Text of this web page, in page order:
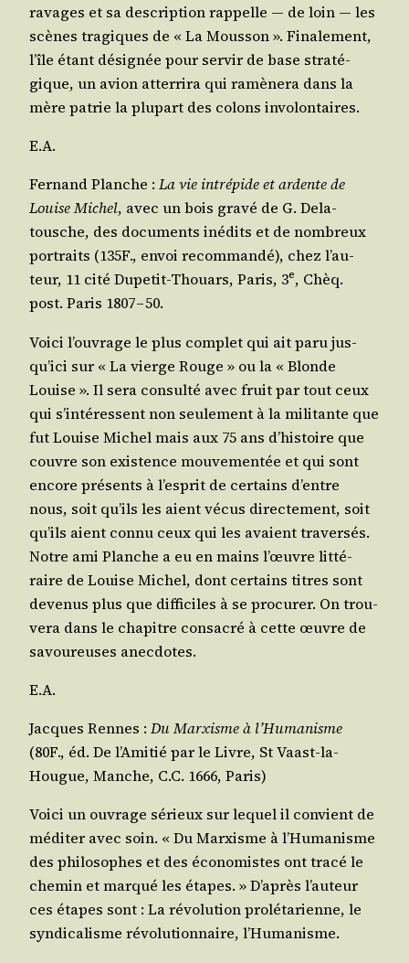
ravages et sa des­crip­tion rap­pelle ― de loin ― les
scènes tra­giques de « La Mous­son ». Fina­le­ment,
l’île étant dési­gnée pour ser­vir de base stra­té­
gique, un avion atter­ri­ra qui ramè­ne­ra dans la
mère patrie la plu­part des colons involontaires.
E.A.
Fer­nand Planche : La vie intré­pide et ardente de
Louise Michel, avec un bois gra­vé de G. Dela­
tousche, des docu­ments inédits et de nom­breux
por­traits (135F., envoi recom­man­dé), chez l’au­
teur, 11 cité Dupe­tit-Thouars, Paris, 3e, Chèq.
post. Paris 1807 – 50.
Voi­ci l’ou­vrage le plus com­plet qui ait paru jus­
qu’i­ci sur « La vierge Rouge » ou la « Blonde
Louise ». Il sera consul­té avec fruit par tout ceux
qui s’in­té­ressent non seule­ment à la mili­tante que
fut Louise Michel mais aux 75 ans d’his­toire que
couvre son exis­tence mou­ve­men­tée et qui sont
encore pré­sents à l’es­prit de cer­tains d’entre
nous, soit qu’ils les aient vécus direc­te­ment, soit
qu’ils aient connu ceux qui les avaient tra­ver­sés.
Notre ami Planche a eu en mains l’œuvre lit­té­
raire de Louise Michel, dont cer­tains titres sont
deve­nus plus que dif­fi­ciles à se pro­cu­rer. On trou­
ve­ra dans le cha­pitre consa­cré à cette œuvre de
savou­reuses anecdotes.
E.A.
Jacques Rennes : Du Mar­xisme à l’Hu­ma­nisme
(80F., éd. De l’A­mi­tié par le Livre, St Vaast-la-
Hougue, Manche, C.C. 1666, Paris)
Voi­ci un ouvrage sérieux sur lequel il convient de
médi­ter avec soin. « Du Mar­xisme à l’Hu­ma­nisme
des phi­lo­sophes et des éco­no­mistes ont tra­cé le
che­min et mar­qué les étapes. » D’a­près l’au­teur
ces étapes sont : La révo­lu­tion pro­lé­ta­rienne, le
syn­di­ca­lisme révo­lu­tion­naire, l’Humanisme.